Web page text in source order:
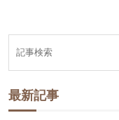
最新記事